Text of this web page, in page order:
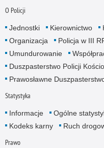
O Policji
Jednostki Kierownictwo
Organizacja
Policja w III
Umundurowanie
Duszpasterstwo Policji
Prawosławne
Statystyka
Informacje Ogólne
Kodeks karny
Ruch
Prawo